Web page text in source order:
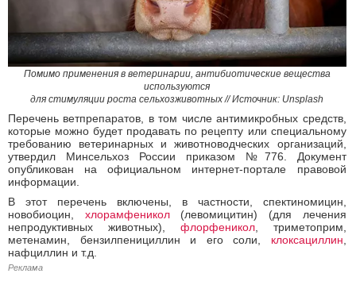
Помимо применения в ветеринарии, антибиотические вещества
используются
для стимуляции роста сельхозживотных // Источник: Unsplash
Перечень ветпрепаратов, в том числе антимикробных средств,
которые можно будет продавать по рецепту или специальному
требованию ветеринарных и животноводческих организаций,
утвердил Минсельхоз России приказом №776. Документ
опубликован на официальном интернет-портале правовой
информации.
В этот перечень включены, в частности, спектиномицин,
новобиоцин, хлорамфеникол(левомицитин) (для лечения
непродуктивных животных), флорфеникол, триметоприм,
метенамин, бензилпенициллин и его соли, клоксациллин
нафциллин и т.д.
Реклама